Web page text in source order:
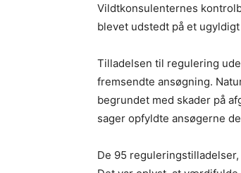
Vildtkonsulenternes
blevet udstedt på et
Tilladelsen til regulering
fremsendte ansøgning.
begrundet med skader på
sager opfyldte ansøgerne
De 95